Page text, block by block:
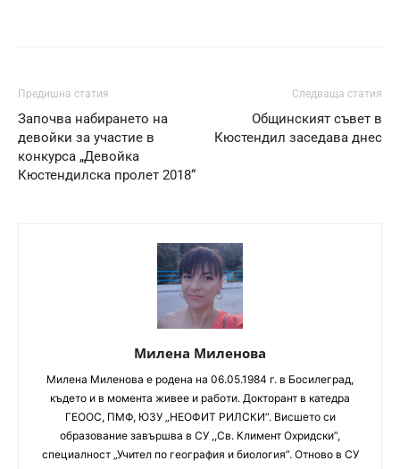
Предишна статия
Започва набирането на
девойки за участие в
конкурса „Девойка
Кюстендилска пролет 2018“
Следваща статия
Общинският съвет в
Кюстендил заседава днес
Милена Миленова
Милена Миленова е родена на 06.05.1984 г. в Босилеград,
където и в момента живее и работи. Докторант в катедра
ГЕООС, ПМФ, ЮЗУ „НЕОФИТ РИЛСКИ“. Висшето си
образование завършва в СУ ,,Св. Климент Охридски”,
специалност „Учител по география и биология”. Отново в СУ